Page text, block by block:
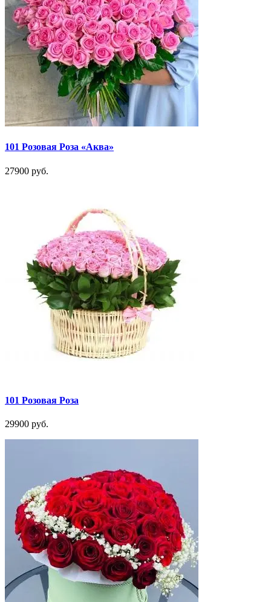
101 Розовая Роза «Аква»
27900 руб.
101 Розовая Роза
29900 руб.